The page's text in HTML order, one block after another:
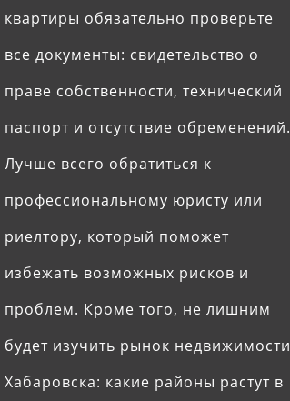
квартиры обязательно проверьте
все документы: свидетельство о
праве собственности, технический
паспорт и отсутствие обременений.
Лучше всего обратиться к
профессиональному юристу или
риелтору, который поможет
избежать возможных рисков и
проблем. Кроме того, не лишним
будет изучить рынок недвижимости
Хабаровска: какие районы растут в